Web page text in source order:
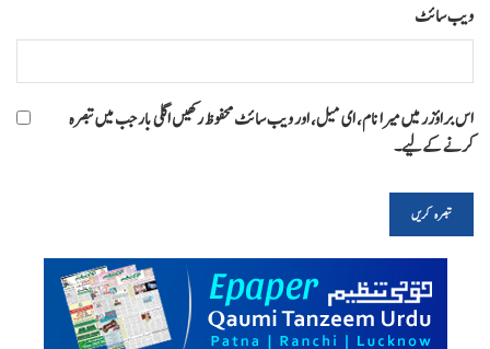
ویب‌ سائٹ
اس براؤزر میں میرا نام، ای میل، اور ویب سائٹ محفوظ رکھیں اگلی بار جب میں تبصرہ
کرنے کےلیے۔